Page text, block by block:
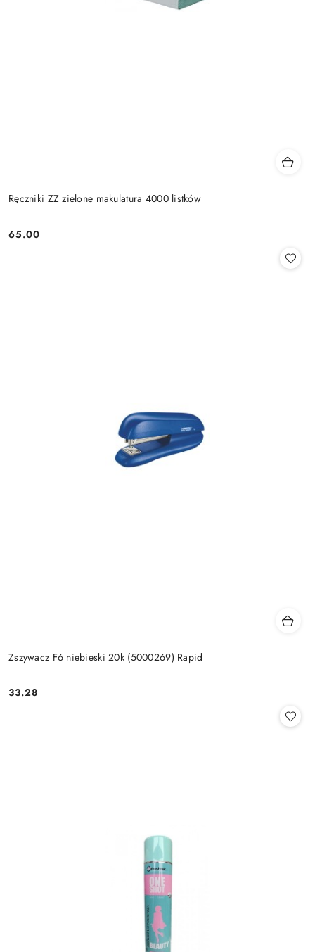
Ręczniki ZZ zielone makulatura 4000 listków
Cena:
65.00
Zszywacz F6 niebieski 20k (5000269) Rapid
Cena:
33.28